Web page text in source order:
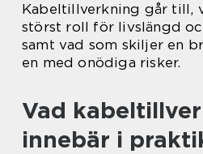
Kabeltillverkning går till,
störst roll för livslängd
samt vad som skiljer en
en med onödiga risker.
Vad
innebär i